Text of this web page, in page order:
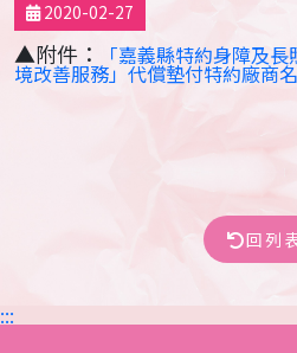
2020-02-27
▲附件： 「嘉義縣特約身障及
境改善服務」代償墊付特約廠商
回列
:::